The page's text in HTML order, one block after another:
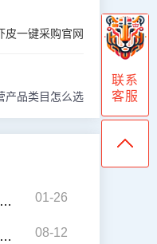
皮一键采购官网
产品类目怎么选
01-26
08-12
联系
客服